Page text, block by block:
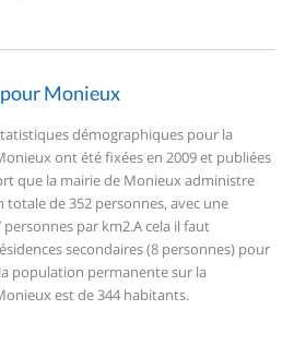
Monieux
démographiques pour la
ont été fixées en 2009 et publiées
que la mairie de Monieux administre
de 352 personnes, avec une
personnes par km2.A cela il faut
secondaires (8 personnes) pour
population permanente sur la
est de 344 habitants.